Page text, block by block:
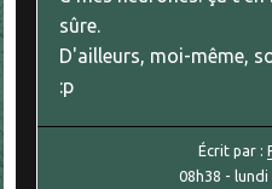
sûre.
D'ailleurs, moi-même,
:p
Écrit par :
08h38 - lundi